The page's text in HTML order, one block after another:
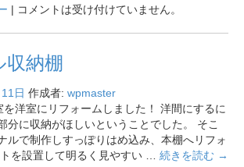
| コメントは受け付けていません。
納棚
日 作成者: wpmaster
洋室にリフォームしました！ 洋間にするに
分に収納がほしいということでした。 そこ
ルで制作しすっぽりはめ込み、本棚へリフォ
を設置して明るく見やすい … 続きを読む →